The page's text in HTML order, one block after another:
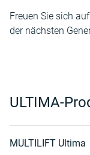
Freuen Sie sich
der nächsten
ULTIMA-
MULTILIFT Ultima